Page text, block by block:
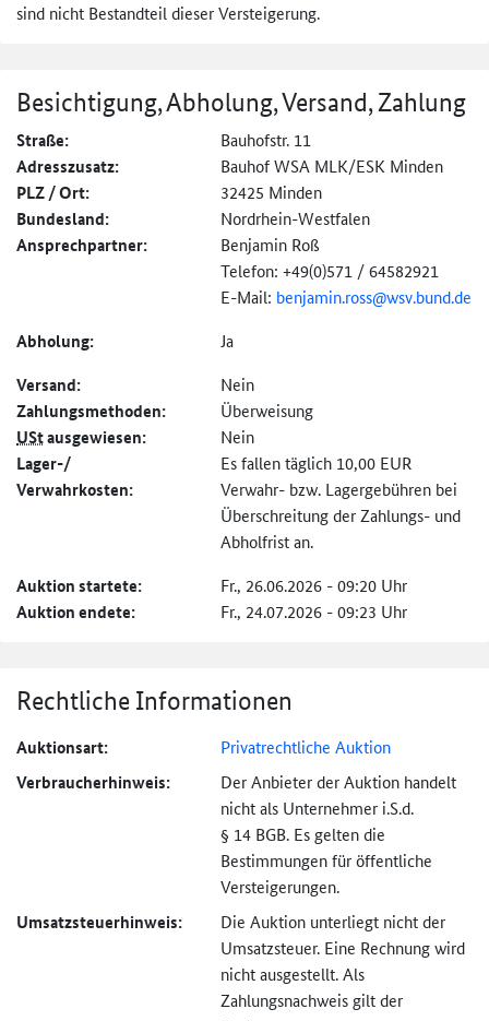
sind nicht Bestandteil dieser Versteigerung.
Besichtigung, Abholung, Versand, Zahlung
Straße: Bauhofstr. 11
Adresszusatz: Bauhof WSA MLK/ESK Minden
PLZ / Ort: 32425 Minden
Bundesland: Nordrhein-Westfalen
Ansprechpartner:
Benjamin Roß
Telefon: +49(0)571 / 64582921
E-Mail: benjamin.ross@wsv.bund.de
Abholung: Ja
Versand: Nein
Zahlungs­methoden: Überweisung
UStausgewiesen: Nein
Lager-/
Verwahrkosten:
Es fallen täglich 10,00 EUR
Verwahr- bzw. Lagergebühren bei
Überschreitung der Zahlungs- und
Abholfrist an.
Auktion startete: Fr., 26.06.2026 - 09:20 Uhr
Auktion endete: Fr., 24.07.2026 - 09:23 Uhr
Rechtliche Informationen
Auktionsart: Privatrechtliche Auktion
Verbraucher­hinweis:
Der Anbieter der Auktion handelt
nicht als Unternehmer i.S.d.
§ 14 BGB. Es gelten die
Bestimmungen für öffentliche
Versteigerungen.
Umsatzsteuer­hinweis:
Die Auktion unterliegt nicht der
Umsatzsteuer. Eine Rechnung wird
nicht ausgestellt. Als
Zahlungsnachweis gilt der